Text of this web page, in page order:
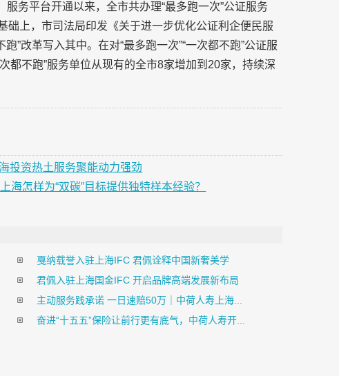
务平台开通以来，全市共办理“最多跑一次”公证服务
础上，市司法局印发《关于进一步优化公证利企便民服
”改革写入其中。在对“最多跑一次”“一次都不跑”公证服
都不跑”服务单位从现有的全市8家增加到20家，持续深
投资热土服务聚能动力强劲
海怎样为“双碳”目标提供独特样本经验？
戛纳载誉入驻上海IFC 君佩诠释中国新奢美学
君佩入驻上海国金IFC 开启品牌高端发展新布局
主动服务践承诺 一日速赔50万｜中荷人寿上海...
奋进“十五五”保险让前行更有底气，中荷人寿开...